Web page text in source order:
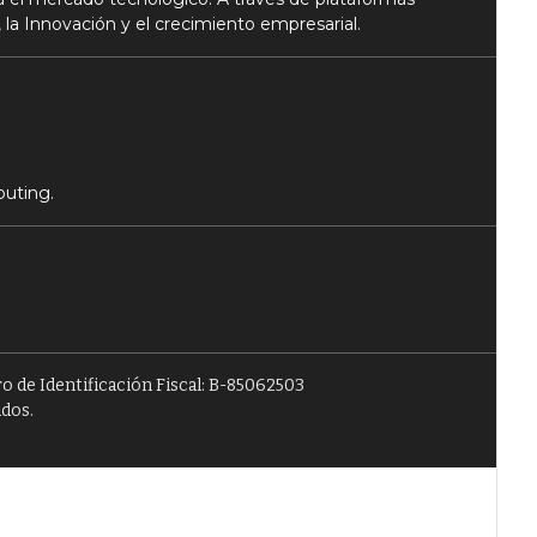
Innovación y el crecimiento empresarial.
de Identificación Fiscal: B-85062503